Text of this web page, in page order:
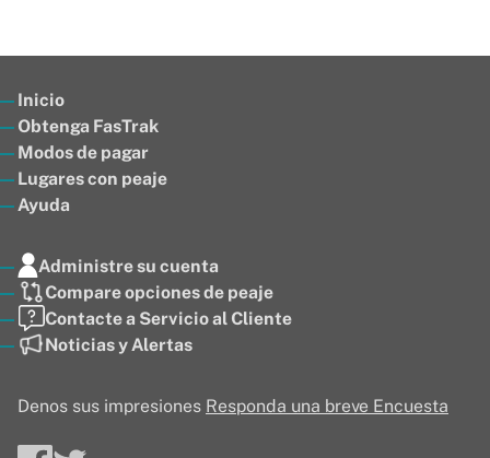
Inicio
Obtenga FasTrak
Modos de pagar
Lugares con peaje
Ayuda
Administre su cuenta
Compare opciones de peaje
Contacte a Servicio al Cliente
Noticias y Alertas
Denos sus impresiones Responda una breve Encuesta